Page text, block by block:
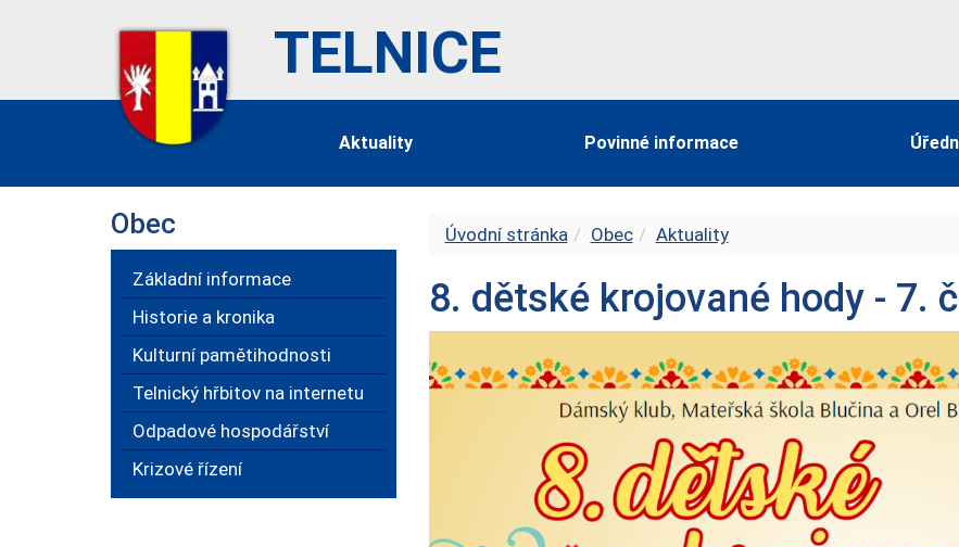
TELNICE
Aktuality Povinné informace
Obec
Základní informace
Historie a kronika
Kulturní pamětihodnosti
Telnický hřbitov na internetu
Odpadové hospodářství
Krizové řízení
Úvodní stránka Obec Aktuality
8. dětské krojované hody - 7.